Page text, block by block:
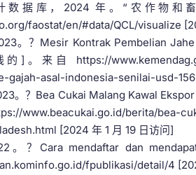
数据库，2024 年。“农作物
faostat/en/#data/QCL/visualize
。？Mesir Kontrak Pembelian
]。来自 https://
gajah-asal-indonesia-senilai-usd-
。？Bea Cukai Malang Kawal
www.beacukai.go.id/berita/bea-
[2024 年 1 月 19 日访问]
。？Cara mendaftar dan
fpublikasi/detail/4